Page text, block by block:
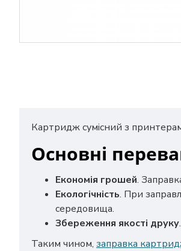
Картридж сумісний з
Основні
Економія грошей.
Екологічність. При
середовища.
Збереження якості друку
Таким чином, заправка